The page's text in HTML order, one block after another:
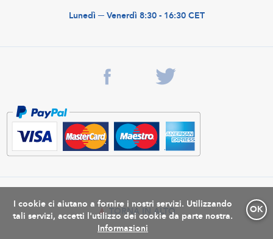
I cookie ci aiutano a fornire i nostri servizi. Utilizzando
tali servizi, accetti l'utilizzo dei cookie da parte nostra.
OK
Informazioni
Lunedì ─ Venerdì 8:30 - 16:30 CET
TORNA IN ALTO